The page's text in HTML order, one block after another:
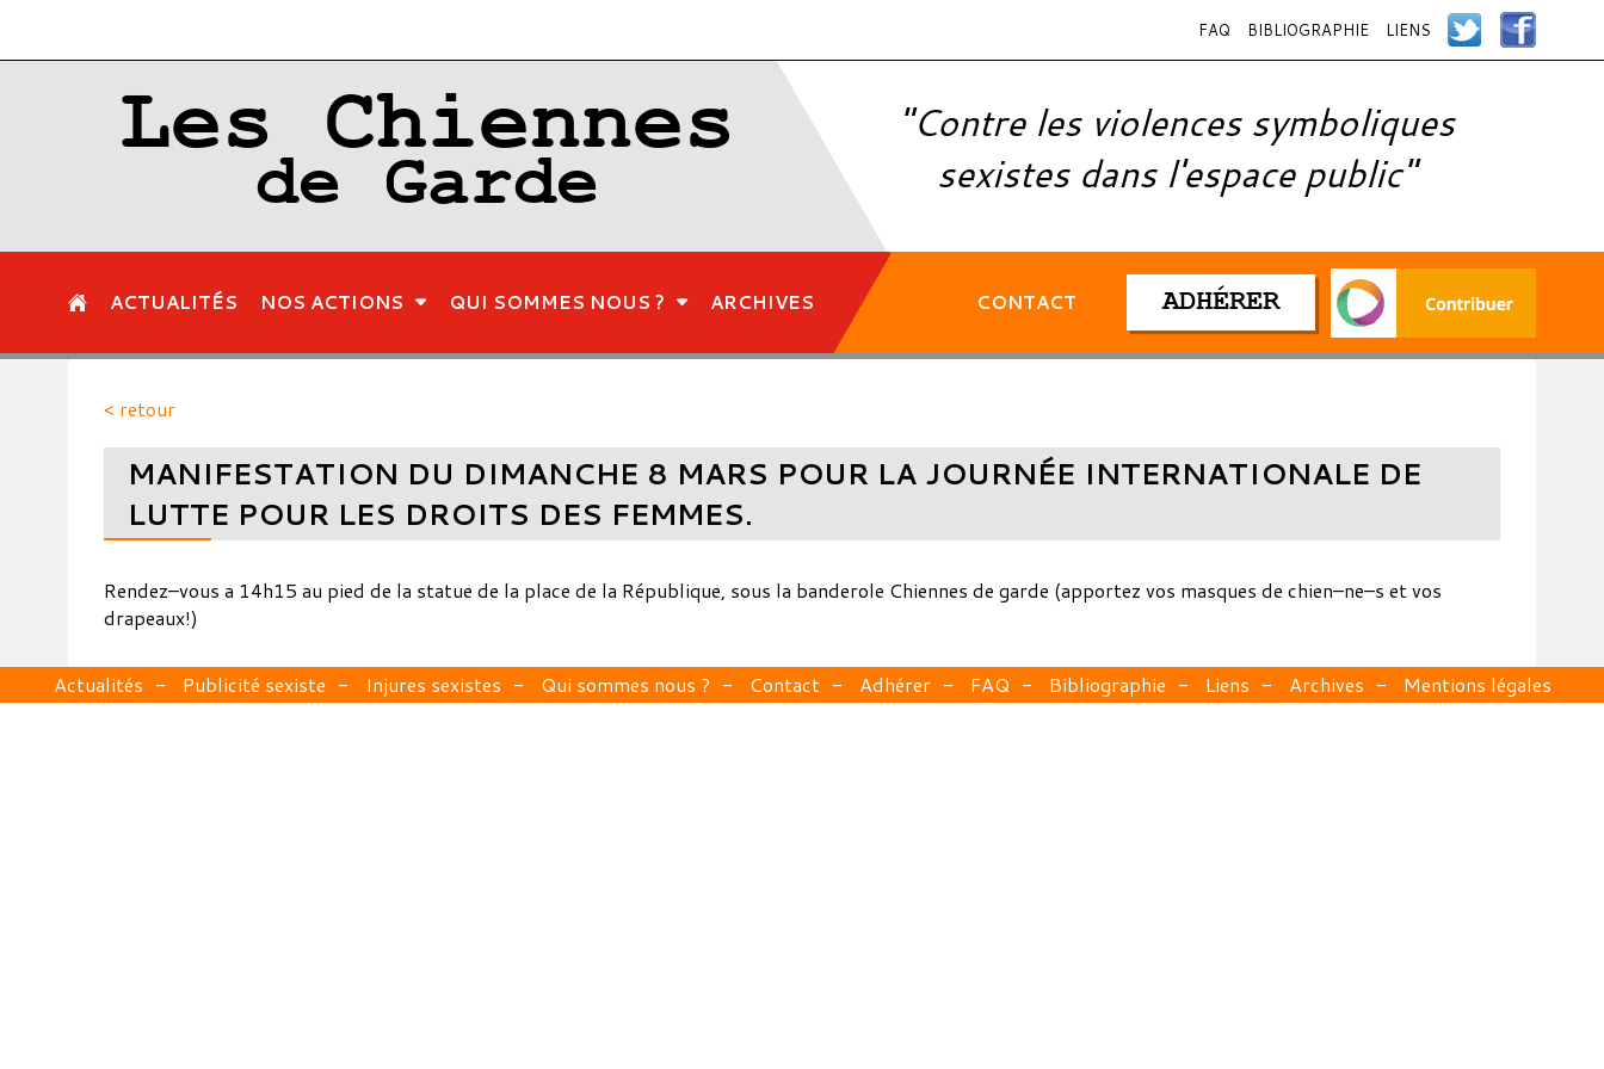
FAQ BIBLIOGRAPHIE LIENS
Les Chiennes
de Garde
"Contre les violences symboliques
sexistes dans l'espace public"
ACTUALITÉS NOS ACTIONS QUI SOMMES NOUS ? ARCHIVES CONTACT ADHÉRER
< retour
MANIFESTATION DU DIMANCHE 8 MARS POUR LA JOURNÉE INTERNATIONALE DE
LUTTE POUR LES DROITS DES FEMMES.
Rendez–vous a 14h15 au pied de la statue de la place de la République, sous la banderole Chiennes de garde (apportez vos masques de chien–ne–s et vos
drapeaux!)
Actualités Publicité sexiste Injures sexistes Qui sommes nous ? Contact Adhérer FAQ Bibliographie Liens Archives Mentions légales